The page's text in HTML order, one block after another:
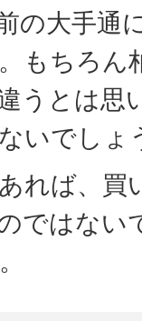
の大手通
もちろん
うとは思
いでしょ
れば、買
ではない